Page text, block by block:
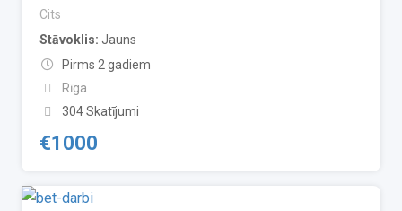
Cits
Stāvoklis Jauns
Pirms 2 gadiem
Rīga
304 Skatījumi
€1000